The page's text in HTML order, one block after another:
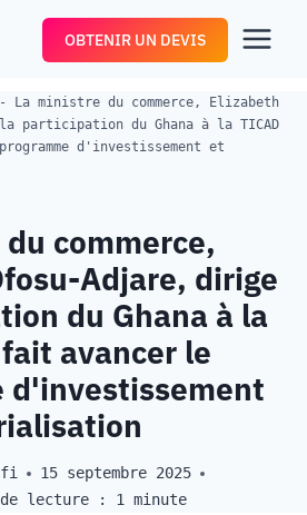
OBTENIR UN DEVIS
-
La ministre du commerce, Elizabeth
participation du Ghana à la TICAD
d'investissement et
commerce,
Adjare, dirige
du Ghana à la
avancer le
d'investissement
15 septembre 2025
de lecture : 1 minute